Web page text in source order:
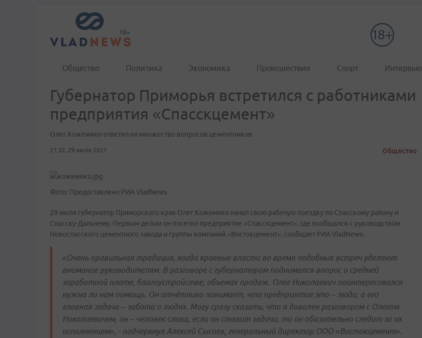
Общество Политика Экономика Происшествия Спорт Интервью
Губернатор Приморья встретился с работниками
предприятия «Спасскцемент»
Олег Кожемяко ответил на множество вопросов цементников
21:32, 29 июля 2021 Общество
Фото: Предоставлено РИА VladNews
29 июля губернатор Приморского края Олег Кожемяко начал свою рабочую поездку по Спасскому району и
Спасску-Дальнему. Первым делом он посетил предприятие «Спасскцемент», где пообщался с руководством
Новоспасского цементного завода и группы компаний «Востокцемент», сообщает РИА VladNews.
«Очень правильная традиция, когда краевые власти во время подобных встреч уделяют
внимание руководителям. В разговоре с губернатором поднимался вопрос о средней
заработной плате, благоустройстве, объемах продаж. Олег Николаевич поинтересовался
нужна ли нам помощь. Он отчётливо понимает, что предприятие это – люди, а его
главная задача – забота о людях. Могу сразу сказать, что я доволен разговором с Олегом
Николаевичем, он – человек слова, если он ставит задачи, то он обязательно следит за их
исполнением», - подчеркнул Алексей Сысоев, генеральный директор ООО «Востокцемент».